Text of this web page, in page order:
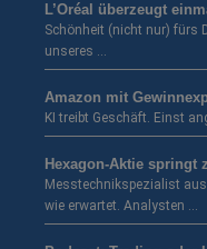
L’Oréal überzeugt
Schönheit (nicht nur) fürs
unseres …
Amazon mit
KI treibt Geschäft. Einst
Hexagon-Aktie springt
Messtechnikspezialist
wie erwartet. Analysten …